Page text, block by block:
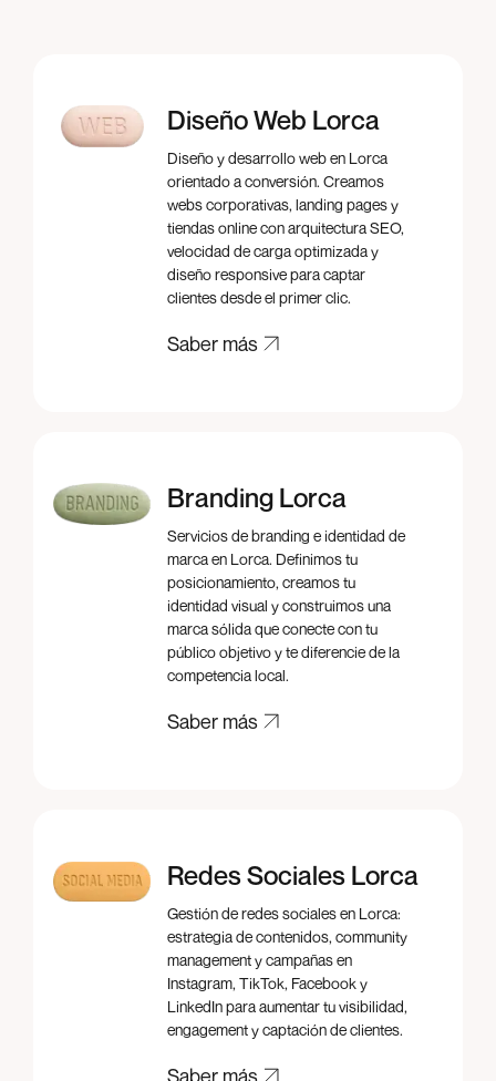
Diseño Web Lorca
Diseño y desarrollo web en Lorca
orientado a conversión. Creamos
webs corporativas, landing pages y
tiendas online con arquitectura SEO,
velocidad de carga optimizada y
diseño responsive para captar
clientes desde el primer clic.
Saber más
Branding Lorca
Servicios de branding e identidad de
marca en Lorca. Definimos tu
posicionamiento, creamos tu
identidad visual y construimos una
marca sólida que conecte con tu
público objetivo y te diferencie de la
competencia local.
Saber más
Redes Sociales Lorca
Gestión de redes sociales en Lorca:
estrategia de contenidos, community
management y campañas en
Instagram, TikTok, Facebook y
LinkedIn para aumentar tu visibilidad,
engagement y captación de clientes.
Saber más